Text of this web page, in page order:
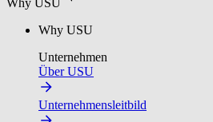
Why USU
Why USU
Unternehmen
Über USU
Unternehmensleitbild